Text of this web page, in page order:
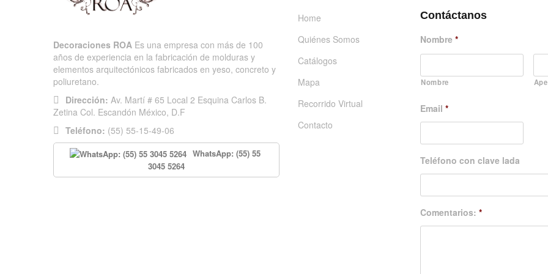
Decoraciones ROA Es una empresa con más de 100
años de experiencia en la fabricación de molduras y
elementos arquitectónicos fabricados en yeso, concreto y
poliuretano.
Dirección: Av. Martí # 65 Local 2 Esquina Carlos B.
Zetina Col. Escandón México, D.F
Teléfono: (55) 55-15-49-06
WhatsApp: (55) 55
3045 5264
Home
Quiénes Somos
Catálogos
Mapa
Recorrido Virtual
Contacto
Contáctanos
Nombre *
Nombre
Email *
Teléfono con clave lada
Comentarios: *